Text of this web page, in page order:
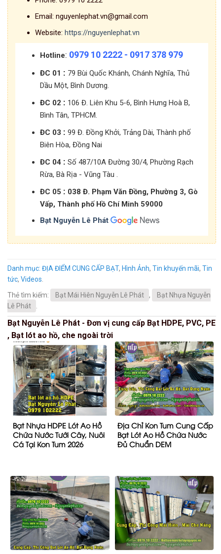
Email: nguyenlephat.vn@gmail.com
Website: https://nguyenlephat.vn
Hotline: 0979 10 2222 - 0917 378 979
ĐC 01 : 79 Bùi Quốc Khánh, Chánh Nghĩa, Thủ
Dầu Một, Bình Dương.
ĐC 02 : 106 Đ. Liên Khu 5-6, Bình Hưng Hoà B,
Bình Tân, TPHCM.
ĐC 03 : 99 Đ. Đồng Khởi, Trảng Dài, Thành phố
Biên Hòa, Đồng Nai
ĐC 04 : Số 487/10A Đường 30/4, Phường Rạch
Rừa, Bà Rịa - Vũng Tàu .
ĐC 05 : 038 Đ. Phạm Văn Đồng, Phường 3, Gò
Vấp, Thành phố Hồ Chí Minh 59000
Bạt Nguyễn Lê Phát
Danh mục: ĐỊA ĐIỂM CUNG CẤP BẠT, Hình Ảnh, Tin khuyến mãi, Tin
tức, Videos.
Thẻ tìm kiếm:
Bạt Mái Hiên Nguyễn Lê Phát ,
Bạt Nhựa Nguyễn
Lê Phát
.
Bạt Nguyễn Lê Phát - Đơn vị cung cấp Bạt HDPE, PVC, PE
, Bạt lót ao hồ, che ngoài trời
Bạt Nhựa HDPE Lót Ao Hồ
Chứa Nước Tưới Cây, Nuôi
Cá Tại Kon Tum 2026
Địa Chỉ Kon Tum Cung Cấp
Bạt Lót Ao Hồ Chứa Nước
Đủ Chuẩn DEM